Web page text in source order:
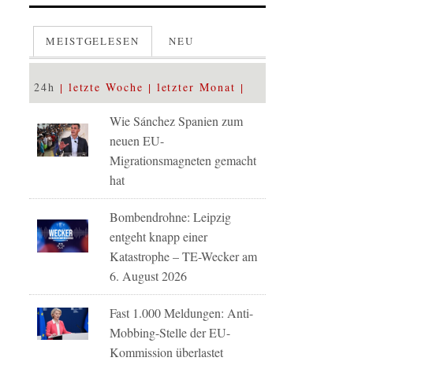
MEISTGELESEN NEU
24h letzte Woche letzter Monat
Wie Sánchez Spanien zum
neuen EU-
Migrationsmagneten gemacht
hat
Bombendrohne: Leipzig
entgeht knapp einer
Katastrophe – TE-Wecker am
6. August 2026
Fast 1.000 Meldungen: Anti-
Mobbing-Stelle der EU-
Kommission überlastet